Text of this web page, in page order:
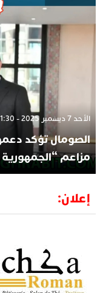
الأحد 7 ديسمبر 2025 - 21:30
الصومال تؤكد دعمها
مزاعم “الجمهورية
إعلان: